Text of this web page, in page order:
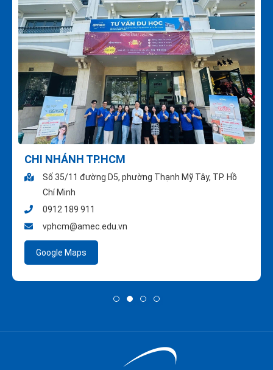
CHI NHÁNH TP.HCM
Số 35/11 đường D5, phường Thạnh Mỹ Tây, TP. Hồ
Chí Minh
0912 189 911
vphcm@amec.edu.vn
Google Maps